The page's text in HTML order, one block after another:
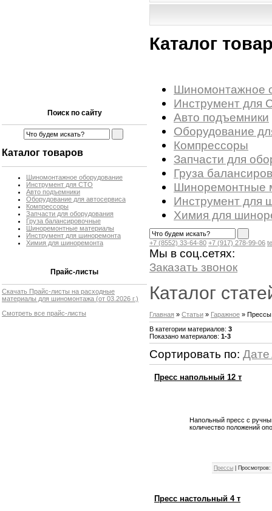
Поиск по сайту
Каталог товаров
Шиномонтажное оборудование
Инструмент для СТО
Авто подъемники
Оборудование для автосервиса
Компрессоры
Запчасти для оборудования
Груза балансировочные
Шиноремонтные материалы
Инструмент для шиноремонта
Химия для шиноремонта
Прайс-листы
Скачать Прайс-листы на расходные
материалы для шиномонтажа (от 03.2026 г.)
Смотреть все прайс-листы
Каталог
Шиномонтажное
Инструмент для
Авто подъемники
Оборудование
Компрессоры
Запчасти для
Груза
Шиноремонтные
Инструмент для
Химия для
+7 (8552) 33-64-80 +7 (917) 278-99-06
Мы в соц.сетях:
Заказать звонок
Каталог
Главная » Статьи » Гаражное » Прессы
В категории материалов: 3
Показано материалов: 1-3
Сортировать по: Дате
Пресс напольный 12 т
Напольный пресс с
количество положений
Прессы Просмотров:
Пресс настольный 4 т